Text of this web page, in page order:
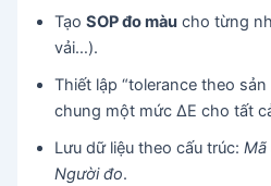
TạoSOP đo màu cho từng
vải…).
Thiết lập “tolerance theo
chung một mức ΔE cho tất
Lưu dữ liệu theo cấu trúc:Mã
Người đo.